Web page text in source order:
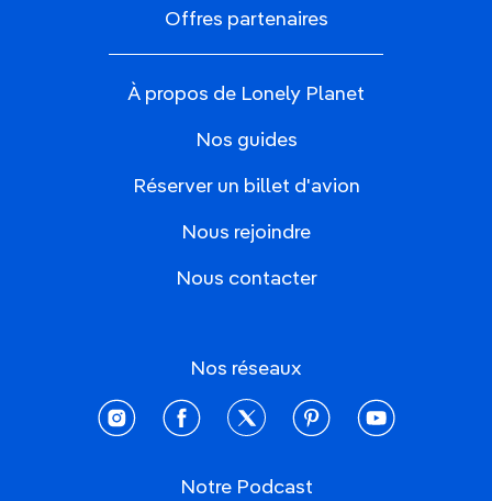
Offres partenaires
À propos de Lonely Planet
Nos guides
Réserver un billet d'avion
Nous rejoindre
Nous contacter
Nos réseaux
instagramfacebooktwitter pinterestyoutube
Notre Podcast